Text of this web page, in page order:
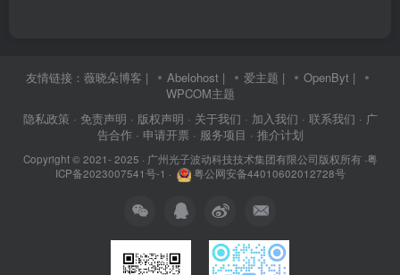
友情链接： 薇晓朵博客 | Abelohost | 爱主题 | OpenByt |
WPCOM主题
隐私政策 · 免责声明 · 版权声明 · 关于我们 · 加入我们 · 联系我们 · 广
告合作 · 申请开票 · 服务项目 · 推介计划
Copyright © 2021- 2025 · 广州光子波动科技技术集团有限公司版权所有·粤
ICP备2023007541号-1 · 粤公网安备44010602012728号